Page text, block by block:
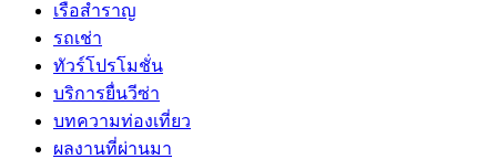
เรือสำราญ
รถเช่า
ทัวร์โปรโมชั่น
บริการยื่นวีซ่า
บทความท่องเที่ยว
ผลงานที่ผ่านมา